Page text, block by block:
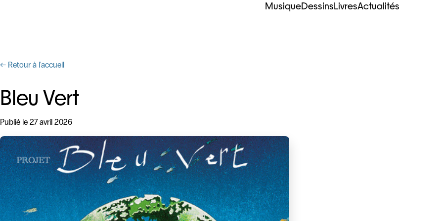
MusiqueDessinsLivresActualités
← Retour à l'accueil
Bleu Vert
Publié le 27 avril 2026